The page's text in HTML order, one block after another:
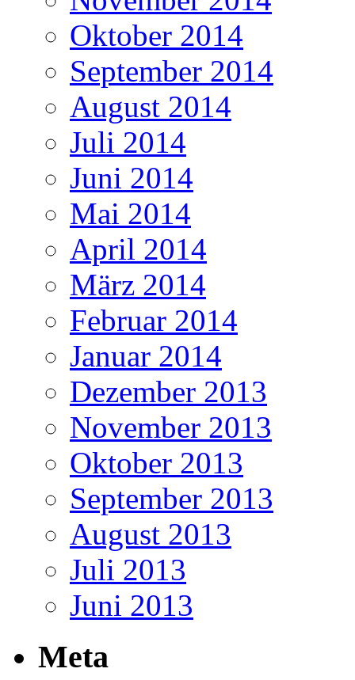
Oktober 2014
September 2014
August 2014
Juli 2014
Juni 2014
Mai 2014
April 2014
März 2014
Februar 2014
Januar 2014
Dezember 2013
November 2013
Oktober 2013
September 2013
August 2013
Juli 2013
Juni 2013
Meta